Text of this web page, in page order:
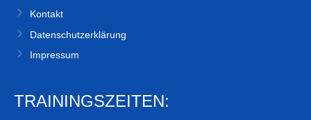
Kontakt
Datenschutzerklärung
Impressum
TRAININGSZEITEN: